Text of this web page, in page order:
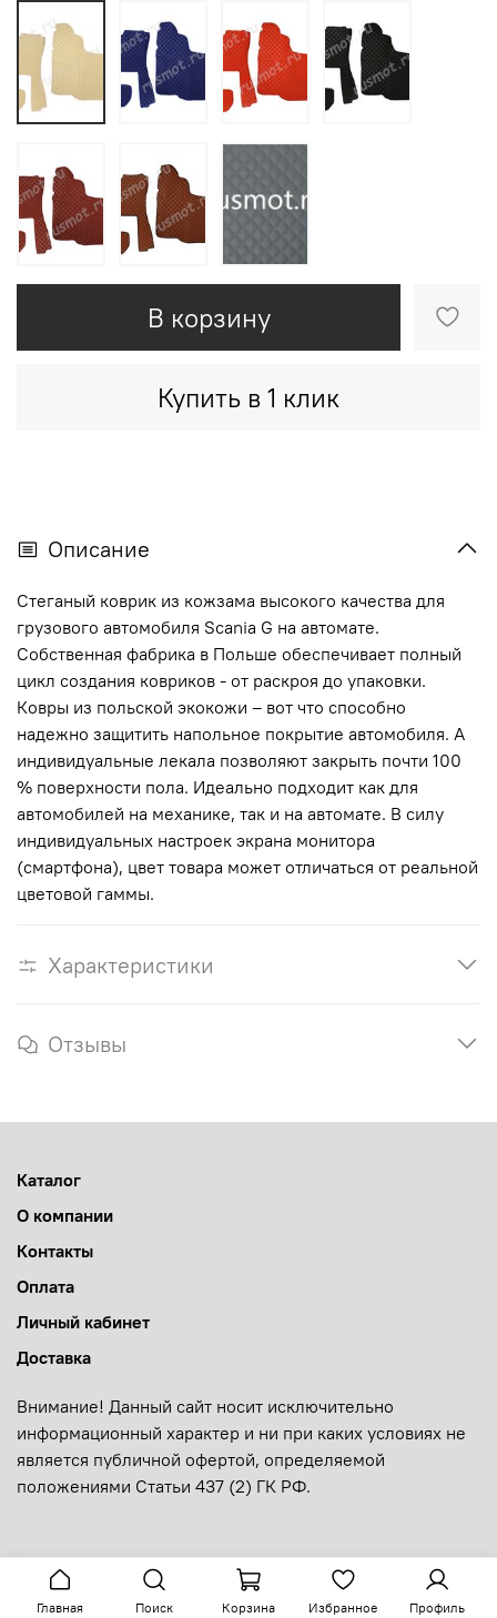
В корзину
Купить в 1 клик
Описание
Стеганый коврик из кожзама высокого качества для
грузового автомобиля Scania G на автомате.
Собственная фабрика в Польше обеспечивает полный
цикл создания ковриков - от раскроя до упаковки.
Ковры из польской экокожи – вот что способно
надежно защитить напольное покрытие автомобиля. А
индивидуальные лекала позволяют закрыть почти 100
% поверхности пола. Идеально подходит как для
автомобилей на механике, так и на автомате. В силу
индивидуальных настроек экрана монитора
(смартфона), цвет товара может отличаться от реальной
цветовой гаммы.
Характеристики
Отзывы
Каталог
О компании
Контакты
Оплата
Личный кабинет
Доставка
Внимание! Данный сайт носит исключительно
информационный характер и ни при каких условиях не
является публичной офертой, определяемой
положениями Статьи 437 (2) ГК РФ.
Главная Поиск Корзина Избранное Профиль